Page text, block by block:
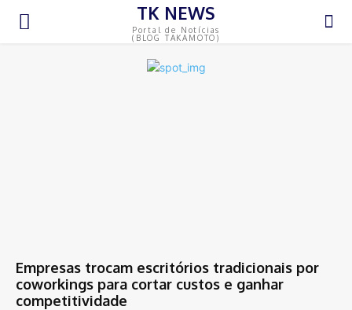
TK NEWS
Portal de Notícias
(BLOG TAKAMOTO)
Empresas trocam escritórios tradicionais por
coworkings para cortar custos e ganhar
competitividade